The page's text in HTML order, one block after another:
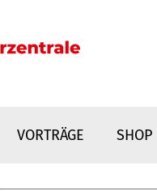
VORTRÄGE SHOP